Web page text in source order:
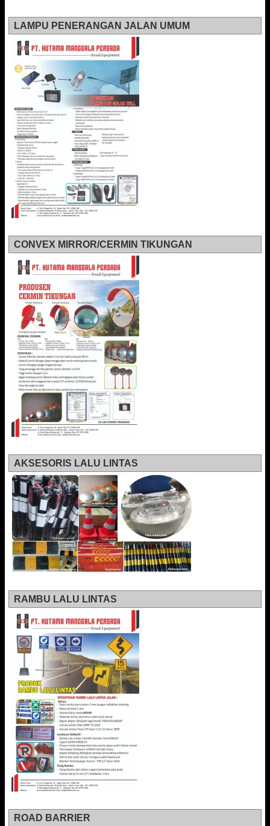
LAMPU PENERANGAN JALAN UMUM
CONVEX MIRROR/CERMIN TIKUNGAN
AKSESORIS LALU LINTAS
RAMBU LALU LINTAS
ROAD BARRIER